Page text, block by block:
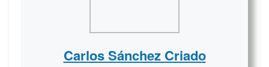
Carlos Sánchez Criado